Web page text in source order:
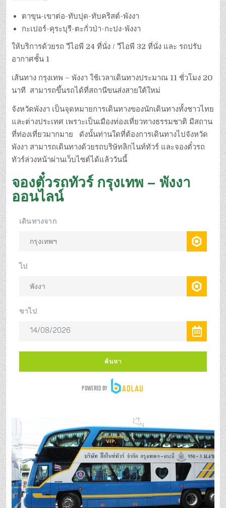
ตาขุน-เขาต่อ-ทับปุด-ทับคริสต์-พังงา
กะเปอร์-คุระบุรี-ตะกั่วป่า-กะปง-พังงา
ให้บริการด้วยรถ วีไอพี 24 ที่นั่ง / วีไอพี 32 ที่นั่ง และ รถปรับ
อากาศชั้น 1
เส้นทาง กรุงเทพ – พังงา ใช้เวลาเดินทางประมาณ 11 ชั่วโมง 20
นาที สามารถขึ้นรถได้ที่สถานีขนส่งสายใต้ใหม่
จังหวัดพังงา เป็นจุดหมายการเดินทางของนักเดินทางทั้งชาวไทย
และต่างประเทศ เพราะเป็นเมืองท่องเที่ยวทางธรรมชาติ มีสถาน
ที่ท่องเที่ยวมากมาย ดังนั้นท่านใดที่ต้องการเดินทางไปจังหวัด
พังงา สามารถเดินทางด้วยรถบริษัทลิกไนท์ทัวร์ และจองตั๋วรถ
ทัวร์ล่วงหน้าผ่านเว็บไซต์ได้แล้ววันนี้
จองตั๋วรถทัวร์ กรุงเทพ – พังงา
ออนไลน์